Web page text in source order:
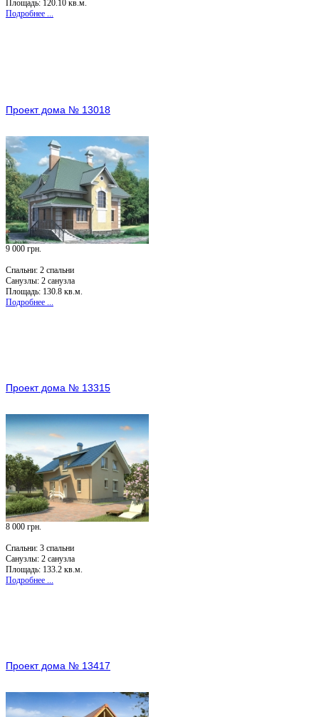
Площадь: 120.10 кв.м.
Подробнее ...
Проект дома № 13018
9 000 грн.
Спальни: 2 спальни
Санузлы: 2 санузла
Площадь: 130.8 кв.м.
Подробнее ...
Проект дома № 13315
8 000 грн.
Спальни: 3 спальни
Санузлы: 2 санузла
Площадь: 133.2 кв.м.
Подробнее ...
Проект дома № 13417